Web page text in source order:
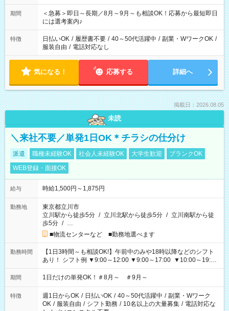
ば前職が、 在宅/財団法人/事務/コールセンター/受付/販売/カフェ
スタッフ スイーツ販売/ホテルフロント/化粧品販売/など 様々な
業界から入社して活躍されています♪
期間
＜急募＞即日～長期／8月～9月～も相談OK！応募から最短即日
には選考案内♪
特徴 日払いOK / 履歴書不要 / 40～50代活躍中 / 副業・WワークOK /
服装自由 / 電話対応なし
気になる！ 応募する 詳細へ
掲載日：2026.08.05
未読
＼来社不要／単発1日OK＊チラシの仕分け
派遣 職種未経験OK 社会人未経験OK 大学生歓迎
ブランクOK
WEB登録・面接OK
給与 時給1,500円～1,875円
勤務地
東京都立川市
立川駅から徒歩5分 / 立川北駅から徒歩5分 / 立川南駅から徒
歩5分 / …
■物流センターなど ■勤務地選べます
勤務時間
【1日3時間～も相談OK!】午前中のみや18時以降などのシフト
あり！ シフト例 ▼9:00～12:00 ▼9:00～17:00 ▼10:00～19:00
▼18:00～21:00
期間 1日だけの単発OK！＃8月～ ＃9月～
特徴 週1日からOK / 日払いOK / 40～50代活躍中 / 副業・Wワーク
OK / 服装自由 / シフト勤務 / 10名以上の大量募集 / 電話対応な